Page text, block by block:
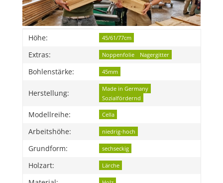
Produkteigenschaft
Wert
Höhe: 45/61/77cm
Extras: Noppenfolie Nagergitter
Bohlenstärke: 45mm
Herstellung:
Made in Germany
Sozialfördernd
Modellreihe: Cella
Arbeitshöhe: niedrig-hoch
Grundform: sechseckig
Holzart: Lärche